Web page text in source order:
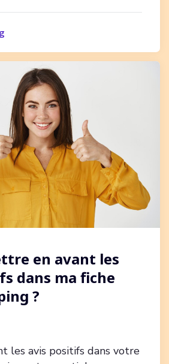
en avant les
dans ma fiche
?
les avis positifs dans votre